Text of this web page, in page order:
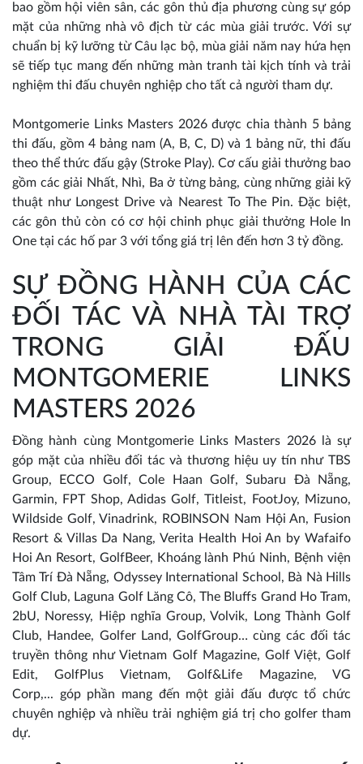
bao gồm hội viên sân, các gôn thủ địa phương cùng sự góp
mặt của những nhà vô địch từ các mùa giải trước. Với sự
chuẩn bị kỹ lưỡng từ Câu lạc bộ, mùa giải năm nay hứa hẹn
sẽ tiếp tục mang đến những màn tranh tài kịch tính và trải
nghiệm thi đấu chuyên nghiệp cho tất cả người tham dự.
Montgomerie Links Masters 2026 được chia thành 5 bảng
thi đấu, gồm 4 bảng nam (A, B, C, D) và 1 bảng nữ, thi đấu
theo thể thức đấu gậy (Stroke Play). Cơ cấu giải thưởng bao
gồm các giải Nhất, Nhì, Ba ở từng bảng, cùng những giải kỹ
thuật như Longest Drive và Nearest To The Pin. Đặc biệt,
các gôn thủ còn có cơ hội chinh phục giải thưởng Hole In
One tại các hố par 3 với tổng giá trị lên đến hơn 3 tỷ đồng.
SỰ ĐỒNG HÀNH CỦA CÁC
ĐỐI TÁC VÀ NHÀ TÀI TRỢ
TRONG GIẢI ĐẤU
MONTGOMERIE LINKS
MASTERS 2026
Đồng hành cùng Montgomerie Links Masters 2026 là sự
góp mặt của nhiều đối tác và thương hiệu uy tín như TBS
Group, ECCO Golf, Cole Haan Golf, Subaru Đà Nẵng,
Garmin, FPT Shop, Adidas Golf, Titleist, FootJoy, Mizuno,
Wildside Golf, Vinadrink, ROBINSON Nam Hội An, Fusion
Resort & Villas Da Nang, Verita Health Hoi An by Wafaifo
Hoi An Resort, GolfBeer, Khoáng lành Phú Ninh, Bệnh viện
Tâm Trí Đà Nẵng, Odyssey International School, Bà Nà Hills
Golf Club, Laguna Golf Lăng Cô, The Bluffs Grand Ho Tram,
2bU, Noressy, Hiệp nghĩa Group, Volvik, Long Thành Golf
Club, Handee, Golfer Land, GolfGroup… cùng các đối tác
truyền thông như Vietnam Golf Magazine, Golf Việt, Golf
Edit, GolfPlus Vietnam, Golf&Life Magazine, VG
Corp,... góp phần mang đến một giải đấu được tổ chức
chuyên nghiệp và nhiều trải nghiệm giá trị cho golfer tham
dự.